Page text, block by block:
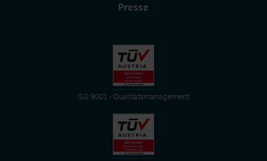
Presse
ISO 9001 - Qualitätsmanagement